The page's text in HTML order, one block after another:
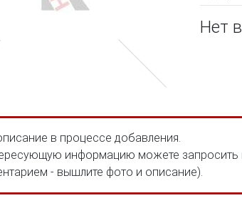
Нет
в процессе добавления.
информацию можете запросить
- вышлите фото и описание).